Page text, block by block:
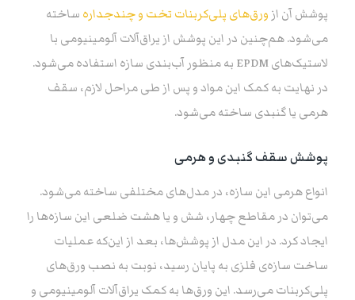
پوشش آن از ورق‌های پلی‌کربنات تخت و چندجداره ساخته
می‌شود. هم‌چنین در این پوشش از یراق‌آلات آلومینیومی با
لاستیک‌های EPDM به منظور آب‌بندی سازه استفاده می‌شود.
در نهایت به کمک این مواد و پس از طی مراحل لازم، سقف
هرمی یا گنبدی ساخته می‌شود.
پوشش سقف گنبدی و هرمی
انواع هرمی این سازه، در مدل‌های مختلفی ساخته می‌شود.
می‌توان در مقاطع چهار، شش و یا هشت ضلعی این سازه‌ها را
ایجاد کرد. در این مدل از پوشش‌ها، بعد از این‌که عملیات
ساخت سازه‌ی فلزی به پایان رسید، نوبت به نصب ورق‌های
پلی‌کربنات می‌رسد. این ورق‌ها به کمک یراق‌آلات آلومینیومی و